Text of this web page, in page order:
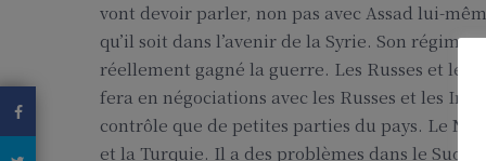
vont devoir parler, non pas avec Assad lui-
qu’il soit dans l’avenir de la Syrie. Son
réellement gagné la guerre. Les Russes et les
fera en négociations avec les Russes et les
contrôle que de petites parties du pays. Le
et la Turquie. Il a des problèmes dans le Sud,